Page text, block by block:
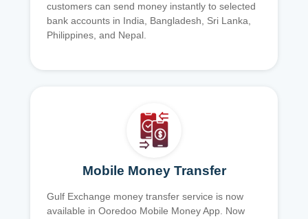
customers can send money instantly to selected
bank accounts in India, Bangladesh, Sri Lanka,
Philippines, and Nepal.
Mobile Money Transfer
Gulf Exchange money transfer service is now
available in Ooredoo Mobile Money App. Now